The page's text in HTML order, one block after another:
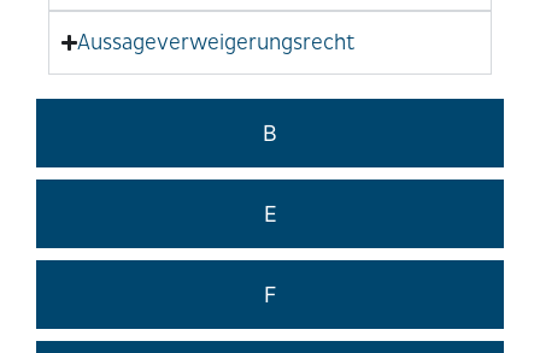
B
E
F
Aussageverweigerungsrecht